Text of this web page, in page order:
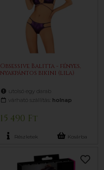
Obsessive Balitta - fényes,
nyakpántos bikini (lila)
utolsó egy darab
várható szállítás: holnap
15 490 Ft
Részletek Kosárba